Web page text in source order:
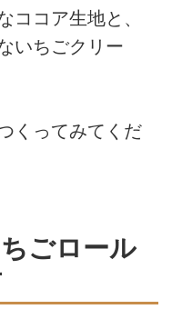
ココア生地と、
いちごクリー
くってみてくだ
ごロール